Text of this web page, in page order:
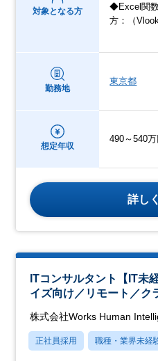
対象となる方
◆Excel関
方：（
勤務地
東京都
想定年収
490～540万
詳し
ITコンサルタント【IT未
イズ向け／リモート／ク
株式会社Works Human
正社員採用 職種・業界未経